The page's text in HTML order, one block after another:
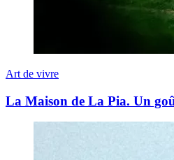
Art de vivre
La Maison de La Pia. Un